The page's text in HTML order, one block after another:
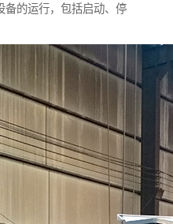
备的运行，包括启动、停